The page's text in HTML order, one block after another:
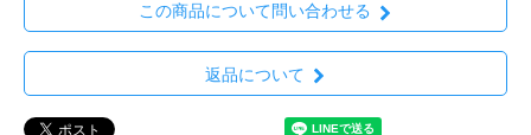
この商品について問い合わせる
返品について